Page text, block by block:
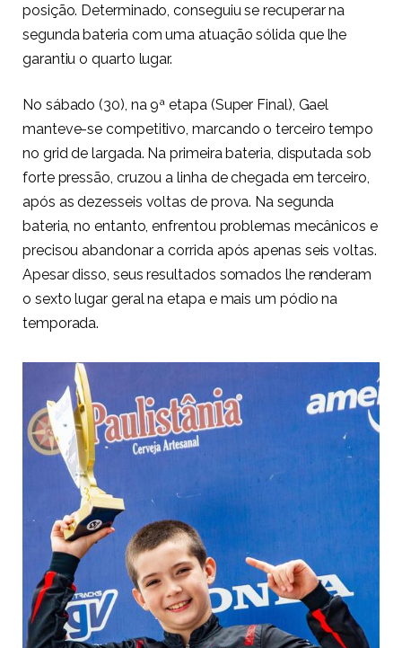
posição. Determinado, conseguiu se recuperar na
segunda bateria com uma atuação sólida que lhe
garantiu o quarto lugar.
No sábado (30), na 9ª etapa (Super Final), Gael
manteve-se competitivo, marcando o terceiro tempo
no grid de largada. Na primeira bateria, disputada sob
forte pressão, cruzou a linha de chegada em terceiro,
após as dezesseis voltas de prova. Na segunda
bateria, no entanto, enfrentou problemas mecânicos e
precisou abandonar a corrida após apenas seis voltas.
Apesar disso, seus resultados somados lhe renderam
o sexto lugar geral na etapa e mais um pódio na
temporada.